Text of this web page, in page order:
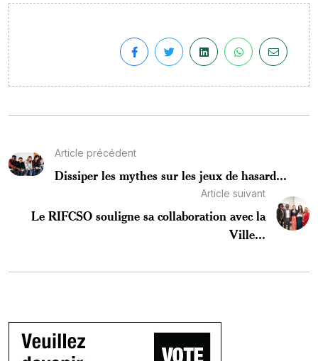
Article précédent
Dissiper les mythes sur les jeux de hasard...
Article suivant
Le RIFCSO souligne sa collaboration avec la
Ville...